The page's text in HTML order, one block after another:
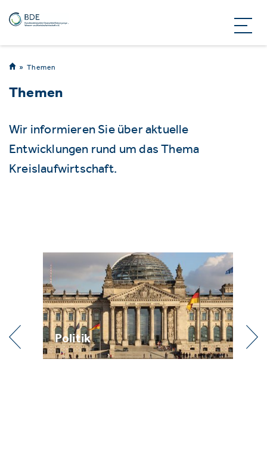
Themen
Themen
Wir informieren Sie über aktuelle
Entwicklungen rund um das Thema
Kreislaufwirtschaft.
Politik